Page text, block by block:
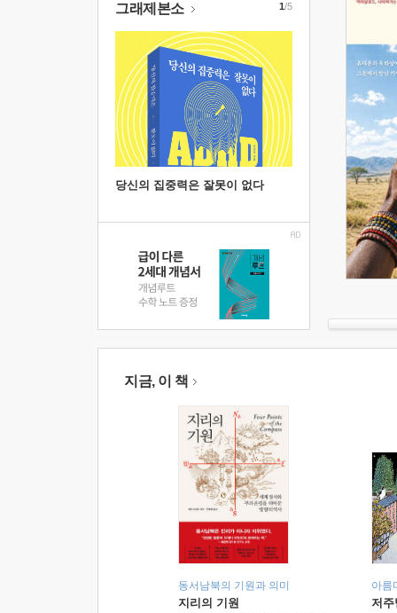
그래제본소
당신의 집중력은 잘못이 없다
1/5
지금, 이 책
동서남북의 기원과 의미
지리의 기원
아름
저